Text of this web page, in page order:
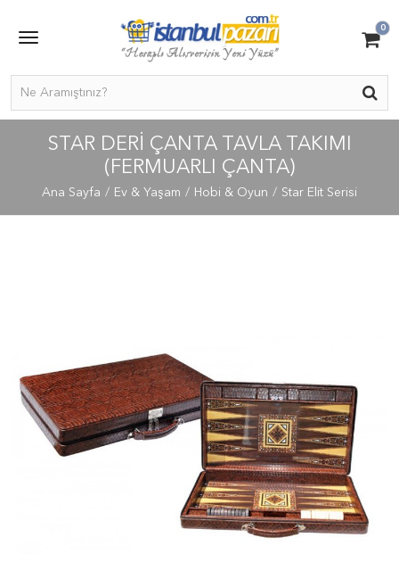
0
STAR DERI ÇANTA TAVLA TAKIMI
(FERMUARLI ÇANTA)
Ana Sayfa Ev & Yaşam Hobi & Oyun Star Elit Serisi